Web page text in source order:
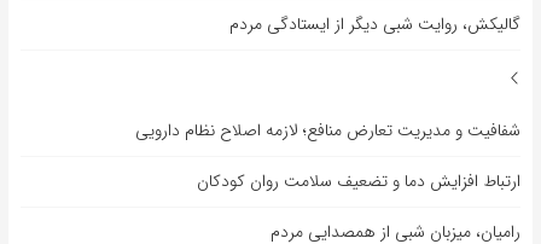
گالیکش، روایت شبی دیگر از ایستادگی مردم
شفافیت و مدیریت تعارض منافع؛ لازمه اصلاح نظام دارویی
ارتباط افزایش دما و تضعیف سلامت روان کودکان
رامیان، میزبان شبی از همصدایی مردم